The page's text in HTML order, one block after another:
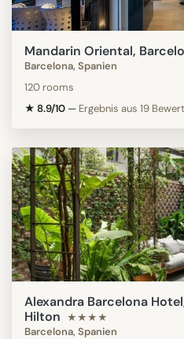
Mandarin Oriental,
Barcelona, Spanien
120 rooms
★ 8.9/10 — Ergebnis aus 19
Alexandra Barcelona
Hilton
★★★★
Barcelona, Spanien